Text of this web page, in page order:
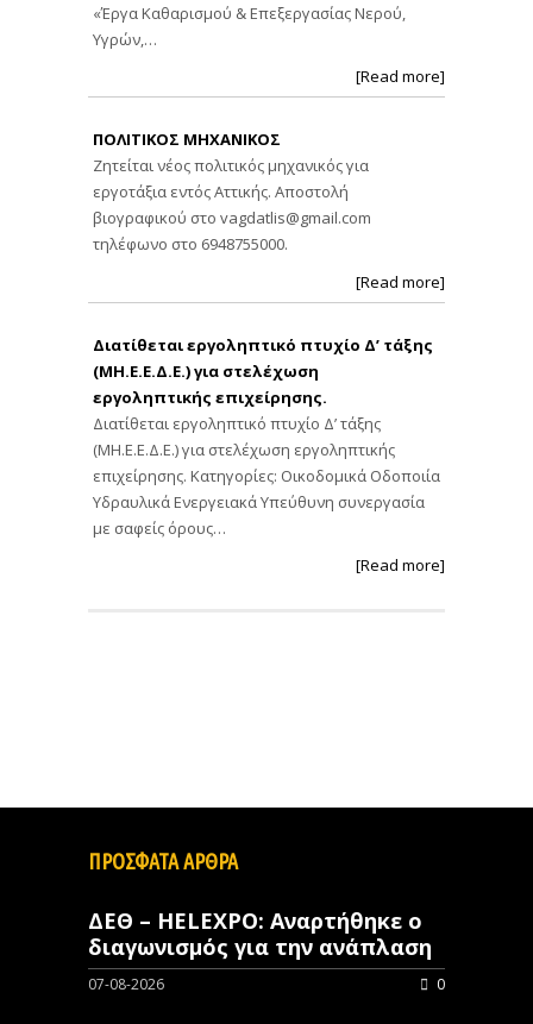
«Έργα Καθαρισμού & Επεξεργασίας Νερού,
Υγρών,…
[Read more]
ΠΟΛΙΤΙΚΟΣ ΜΗΧΑΝΙΚΟΣ
Ζητείται νέος πολιτικός μηχανικός για
εργοτάξια εντός Αττικής. Αποστολή
βιογραφικού στο vagdatlis@gmail.com
τηλέφωνο στο 6948755000.
[Read more]
Διατίθεται εργοληπτικό πτυχίο Δ’ τάξης
(ΜΗ.Ε.Ε.Δ.Ε.) για στελέχωση
εργοληπτικής επιχείρησης.
Διατίθεται εργοληπτικό πτυχίο Δ’ τάξης
(ΜΗ.Ε.Ε.Δ.Ε.) για στελέχωση εργοληπτικής
επιχείρησης. Κατηγορίες: Οικοδομικά Οδοποιία
Υδραυλικά Ενεργειακά Υπεύθυνη συνεργασία
με σαφείς όρους…
[Read more]
ΠΡΟΣΦΑΤΑ ΑΡΘΡΑ
ΔΕΘ – HELEXPO: Αναρτήθηκε ο
διαγωνισμός για την ανάπλαση
07-08-2026 0